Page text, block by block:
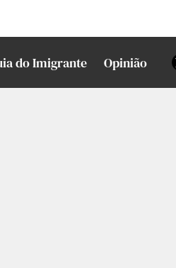
do Imigrante Opinião